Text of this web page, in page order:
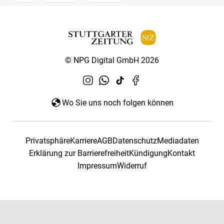
© NPG Digital GmbH 2026
Wo Sie uns noch folgen können
PrivatsphäreKarriereAGBDatenschutzMediadaten
Erklärung zur BarrierefreiheitKündigungKontakt
ImpressumWiderruf